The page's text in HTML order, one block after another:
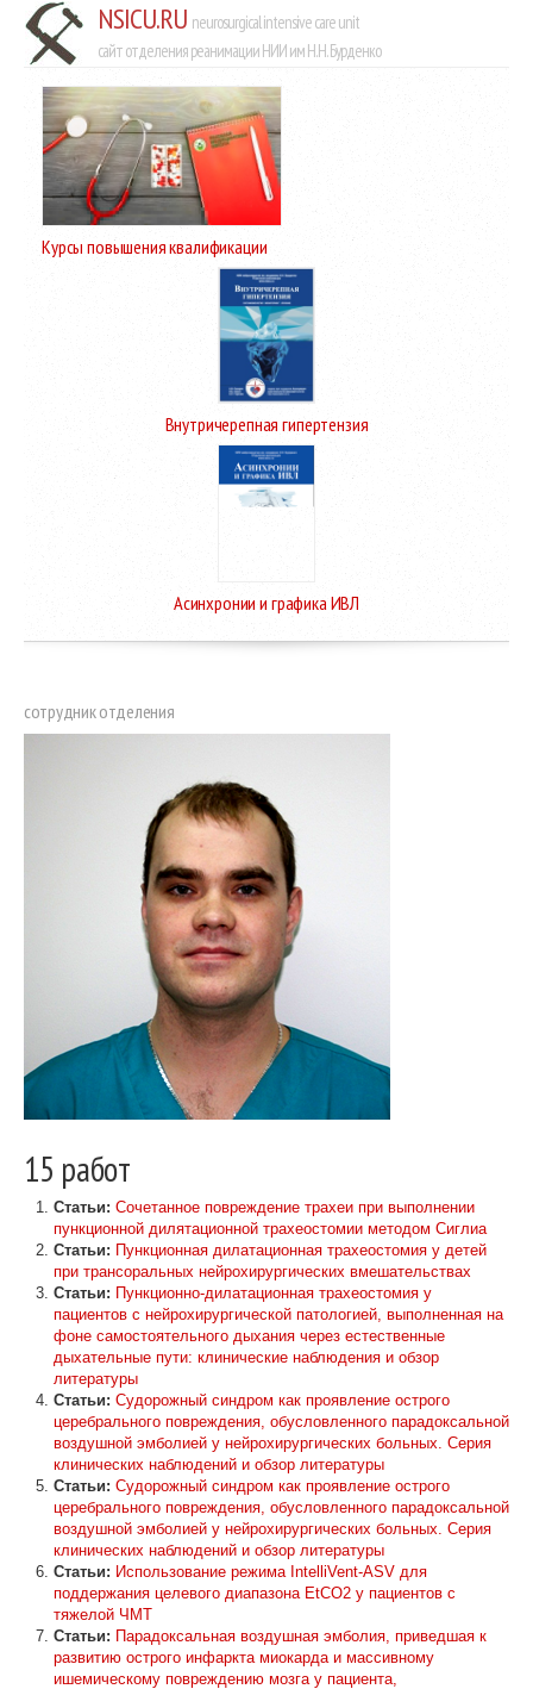
NSICU.RU neurosurgical intensive care unit
сайт отделения реанимации НИИ им Н.Н. Бурденко
Курсы повышения квалификации
Внутричерепная гипертензия
Асинхронии и графика ИВЛ
cотрудник отделения
15 работ
Статьи: Сочетанное повреждение трахеи при выполнении
пункционной дилятационной трахеостомии методом Сиглиа
Статьи: Пункционная дилатационная трахеостомия у детей
при трансоральных нейрохирургических вмешательствах
Статьи: Пункционно-дилатационная трахеостомия у
пациентов с нейрохирургической патологией, выполненная на
фоне самостоятельного дыхания через естественные
дыхательные пути: клинические наблюдения и обзор
литературы
Статьи: Судорожный синдром как проявление острого
церебрального повреждения, обусловленного парадоксальной
воздушной эмболией у нейрохирургических больных. Серия
клинических наблюдений и обзор литературы
Статьи: Судорожный синдром как проявление острого
церебрального повреждения, обусловленного парадоксальной
воздушной эмболией у нейрохирургических больных. Серия
клинических наблюдений и обзор литературы
Статьи: Использование режима IntelliVent-ASV для
поддержания целевого диапазона EtCO2 у пациентов с
тяжелой ЧМТ
Статьи: Парадоксальная воздушная эмболия, приведшая к
развитию острого инфаркта миокарда и массивному
ишемическому повреждению мозга у пациента,